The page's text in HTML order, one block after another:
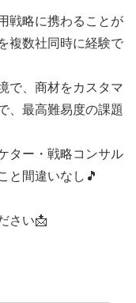
戦略に携わることが
複数社同時に経験で
で、商材をカスタマ
、最高難易度の課題
ター・戦略コンサル
と間違いなし🎵
さい📩